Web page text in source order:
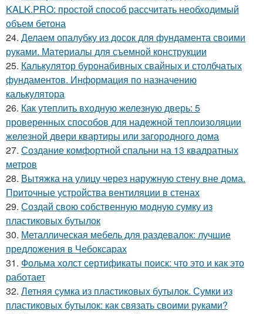
KALK.PRO: простой способ рассчитать необходимый
объем бетона
24. Делаем опалубку из досок для фундамента своими
руками. Материалы для съемной конструкции
25. Калькулятор буронабивных свайных и столбчатых
фундаментов. Информация по назначению
калькулятора
26. Как утеплить входную железную дверь: 5
проверенных способов для надежной теплоизоляции
железной двери квартиры или загородного дома
27. Создание комфортной спальни на 13 квадратных
метров
28. Вытяжка на улицу через наружную стену вне дома.
Приточные устройства вентиляции в стенах
29. Создай свою собственную модную сумку из
пластиковых бутылок
30. Металлическая мебель для раздевалок: лучшие
предложения в Чебоксарах
31. Фольма холст сертификаты поиск: что это и как это
работает
32. Летняя сумка из пластиковых бутылок. Сумки из
пластиковых бутылок: как связать своими руками?